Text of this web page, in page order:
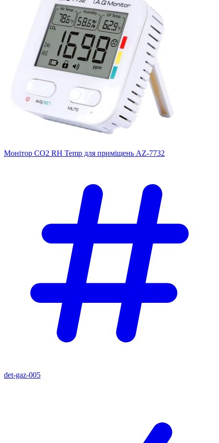
Монітор CO2 RH Temp для приміщень AZ-7732
det-gaz-005